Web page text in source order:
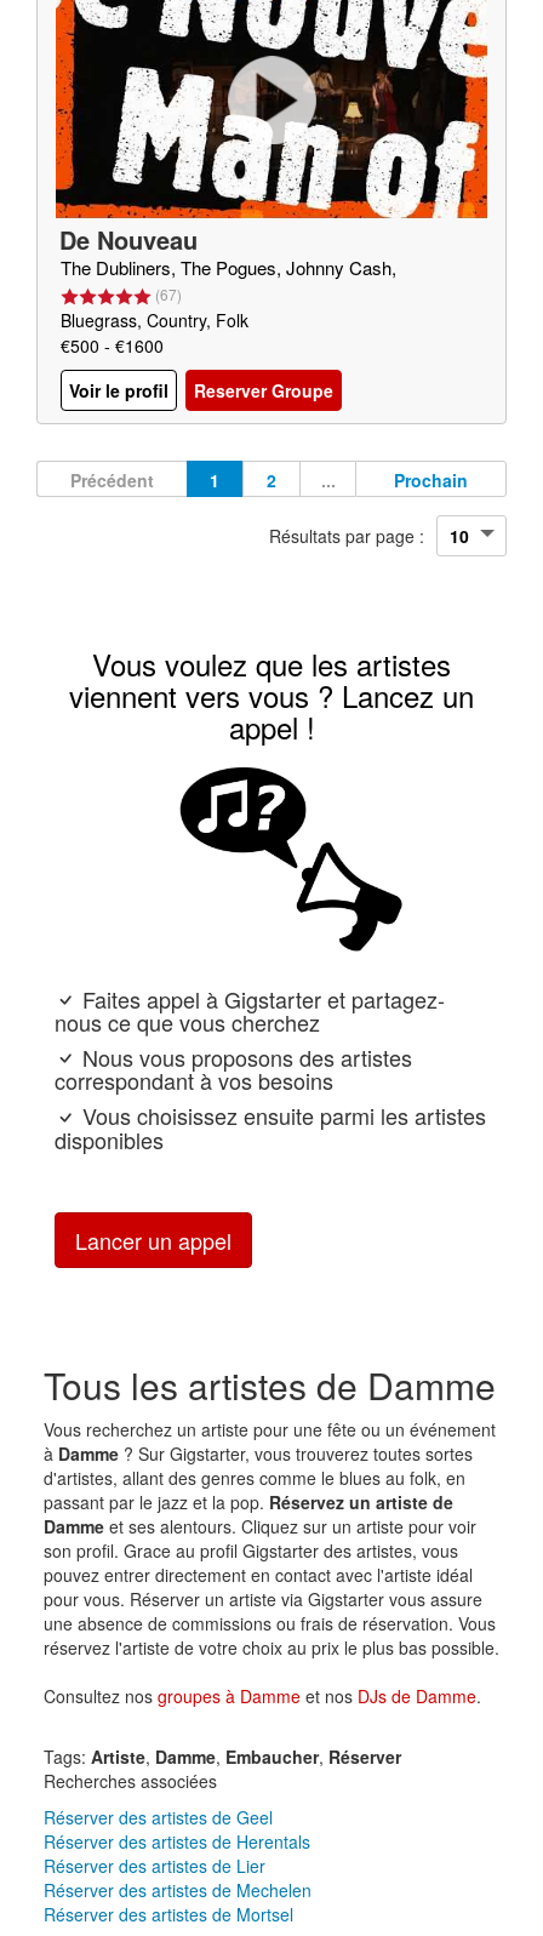
De Nouveau
The Dubliners, The Pogues, Johnny Cash,
(67)
Bluegrass, Country, Folk
€500 - €1600
Voir le profil
Reserver Groupe
Précédent 1 2 ... Prochain
Résultats par page :
Vous voulez que les artistes
viennent vers vous ? Lancez un
appel !
Faites appel à Gigstarter et partagez-
nous ce que vous cherchez
Nous vous proposons des artistes
correspondant à vos besoins
Vous choisissez ensuite parmi les artistes
disponibles
Lancer un appel
Tous les artistes de Damme
Vous recherchez un artiste pour une fête ou un événement
à Damme? Sur Gigstarter, vous trouverez toutes sortes
d'artistes, allant des genres comme le blues au folk, en
passant par le jazz et la pop. Réservez un artiste de
Dammeet ses alentours. Cliquez sur un artiste pour voir
son profil. Grace au profil Gigstarter des artistes, vous
pouvez entrer directement en contact avec l'artiste idéal
pour vous. Réserver un artiste via Gigstarter vous assure
une absence de commissions ou frais de réservation. Vous
réservez l'artiste de votre choix au prix le plus bas possible.
Consultez nos groupes à Dammeet nos DJs de Damme.
Tags: Artiste, Damme, Embaucher, Réserver
Recherches associées
Réserver des artistes de Geel
Réserver des artistes de Herentals
Réserver des artistes de Lier
Réserver des artistes de Mechelen
Réserver des artistes de Mortsel